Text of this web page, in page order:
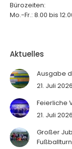
Bürozeiten:
Mo.-Fr.: 8.00 bis
Aktuelles
Ausgabe
21. Juli 2026
Feierliche
21. Juli 2026
Großer